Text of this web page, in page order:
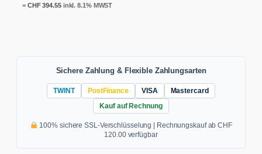
= CHF394.55inkl. 8.1% MWST
Sichere Zahlung & Flexible Zahlungsarten
TWINT PostFinance VISA
Mastercard
Kauf auf Rechnung
100% sichere SSL-Verschlüsselung | Rechnungskauf ab CHF
120.00 verfügbar